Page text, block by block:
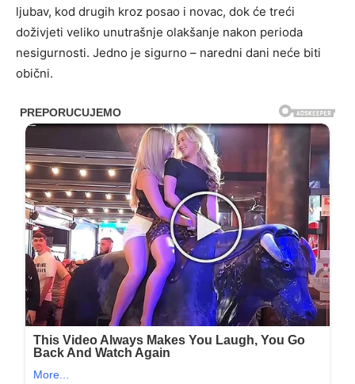
ljubav, kod drugih kroz posao i novac, dok će treći
doživjeti veliko unutrašnje olakšanje nakon perioda
nesigurnosti. Jedno je sigurno – naredni dani neće biti
obični.